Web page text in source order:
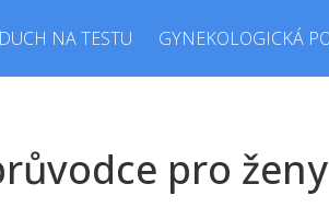
DUCH NA TESTU GYNEKOLOGICKÁ
pro ženy